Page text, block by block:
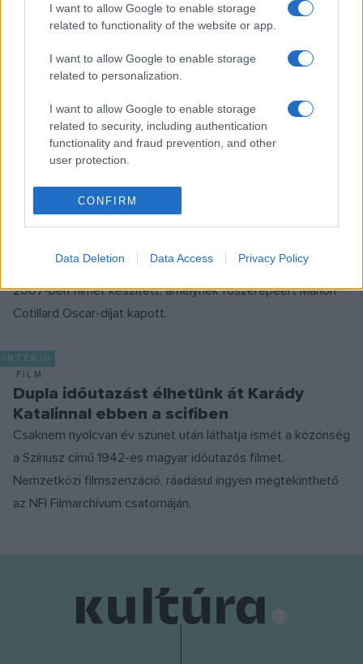
I want to allow Google to enable storage
related to functionality of the website or app.
I want to allow Google to enable storage
related to personalization.
I want to allow Google to enable storage
related to security, including authentication
functionality and fraud prevention, and other
user protection.
CONFIRM
Data Deletion Data Access Privacy Policy
A filmzene kapudrog lehet a
klasszikusokhoz
A hamarosan kezdődő Balatoni Filmzene Fesztivál
visszatérő fellépőjének számító Danubia Zenekar művészeti
vezetőjével, Hámori Mátéval beszélgettünk.
ZENE
„Ha nem énekelhetek, inkább meghalok”
– Édith Piaf, a „kis veréb”
francia sanzon felejthetetlen csillaga. Életéről Olivier Dahan
2007-ben filmet készített, amelynek főszerepéért Marion
Cotillard Oscar-díjat kapott.
INTERJÚ
FILM
Dupla időutazást élhetünk át Karády
Katalinnal ebben a scifiben
Csaknem nyolcvan év szünet után láthatja ismét a közönség
a Szíriusz című 1942-es magyar időutazós filmet.
Nemzetközi filmszenzáció, ráadásul ingyen megtekinthető
az NFI Filmarchívum csatornáján.